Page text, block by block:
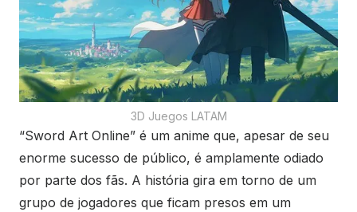
3D Juegos LATAM
“Sword Art Online” é um anime que, apesar de seu
enorme sucesso de público, é amplamente odiado
por parte dos fãs. A história gira em torno de um
grupo de jogadores que ficam presos em um